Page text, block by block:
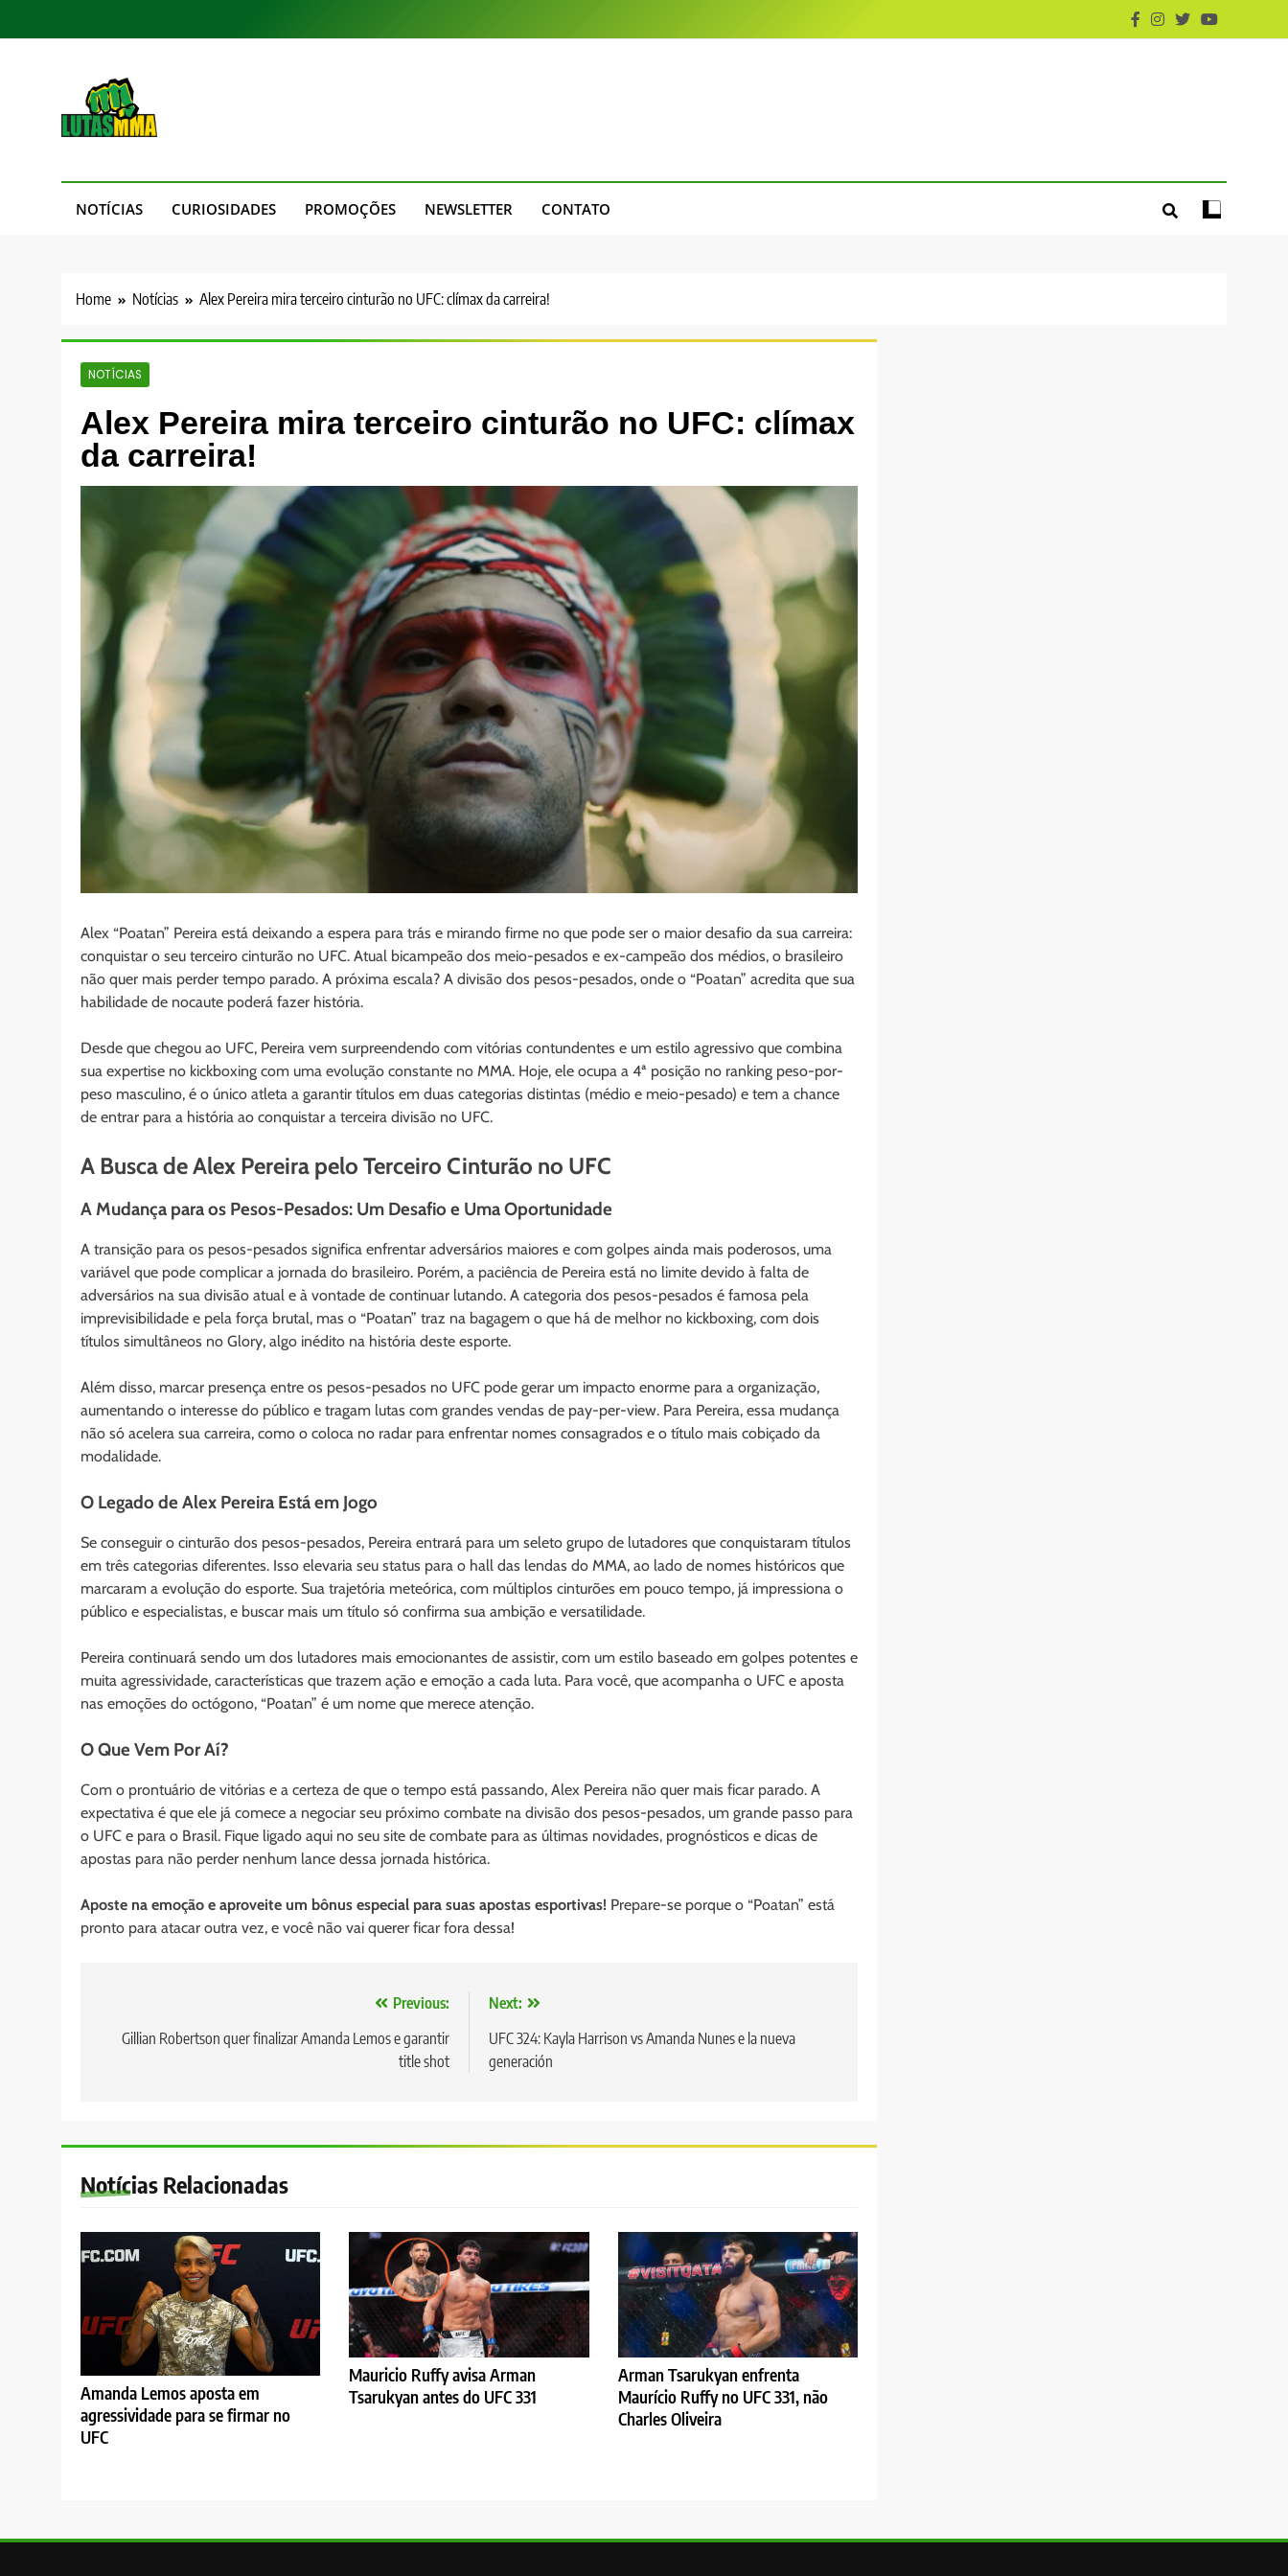
to
NOTÍCIAS CURIOSIDADES PROMOÇÕES NEWSLETTER CONTATO
Home Notícias Alex Pereira mira terceiro cinturão no UFC: clímax da carreira!
NOTÍCIAS
Alex Pereira mira terceiro cinturão no UFC: clímax
da carreira!
Alex “Poatan” Pereira está deixando a espera para trás e mirando firme no que pode ser o maior desafio da sua carreira:
conquistar o seu terceiro cinturão no UFC. Atual bicampeão dos meio-pesados e ex-campeão dos médios, o brasileiro
não quer mais perder tempo parado. A próxima escala? A divisão dos pesos-pesados, onde o “Poatan” acredita que sua
habilidade de nocaute poderá fazer história.
Desde que chegou ao UFC, Pereira vem surpreendendo com vitórias contundentes e um estilo agressivo que combina
sua expertise no kickboxing com uma evolução constante no MMA. Hoje, ele ocupa a 4ª posição no ranking peso-por-
peso masculino, é o único atleta a garantir títulos em duas categorias distintas (médio e meio-pesado) e tem a chance
de entrar para a história ao conquistar a terceira divisão no UFC.
A Busca de Alex Pereira pelo Terceiro Cinturão no UFC
A Mudança para os Pesos-Pesados: Um Desafio e Uma Oportunidade
A transição para os pesos-pesados significa enfrentar adversários maiores e com golpes ainda mais poderosos, uma
variável que pode complicar a jornada do brasileiro. Porém, a paciência de Pereira está no limite devido à falta de
adversários na sua divisão atual e à vontade de continuar lutando. A categoria dos pesos-pesados é famosa pela
imprevisibilidade e pela força brutal, mas o “Poatan” traz na bagagem o que há de melhor no kickboxing, com dois
títulos simultâneos no Glory, algo inédito na história deste esporte.
Além disso, marcar presença entre os pesos-pesados no UFC pode gerar um impacto enorme para a organização,
aumentando o interesse do público e tragam lutas com grandes vendas de pay-per-view. Para Pereira, essa mudança
não só acelera sua carreira, como o coloca no radar para enfrentar nomes consagrados e o título mais cobiçado da
modalidade.
O Legado de Alex Pereira Está em Jogo
Se conseguir o cinturão dos pesos-pesados, Pereira entrará para um seleto grupo de lutadores que conquistaram títulos
em três categorias diferentes. Isso elevaria seu status para o hall das lendas do MMA, ao lado de nomes históricos que
marcaram a evolução do esporte. Sua trajetória meteórica, com múltiplos cinturões em pouco tempo, já impressiona o
público e especialistas, e buscar mais um título só confirma sua ambição e versatilidade.
Pereira continuará sendo um dos lutadores mais emocionantes de assistir, com um estilo baseado em golpes potentes e
muita agressividade, características que trazem ação e emoção a cada luta. Para você, que acompanha o UFC e aposta
nas emoções do octógono, “Poatan” é um nome que merece atenção.
O Que Vem Por Aí?
Com o prontuário de vitórias e a certeza de que o tempo está passando, Alex Pereira não quer mais ficar parado. A
expectativa é que ele já comece a negociar seu próximo combate na divisão dos pesos-pesados, um grande passo para
o UFC e para o Brasil. Fique ligado aqui no seu site de combate para as últimas novidades, prognósticos e dicas de
apostas para não perder nenhum lance dessa jornada histórica.
Aposte na emoção e aproveite um bônus especial para suas apostas esportivas! Prepare-se porque o “Poatan” está
pronto para atacar outra vez, e você não vai querer ficar fora dessa!
Previous:
Gillian Robertson quer finalizar Amanda Lemos e garantir
title shot
Next:
UFC 324: Kayla Harrison vs Amanda Nunes e la nueva
generación
Notícias Relacionadas
Amanda Lemos aposta em
agressividade para se firmar no
UFC
Mauricio Ruffy avisa Arman
Tsarukyan antes do UFC 331
Arman Tsarukyan enfrenta
Maurício Ruffy no UFC 331, não
Charles Oliveira